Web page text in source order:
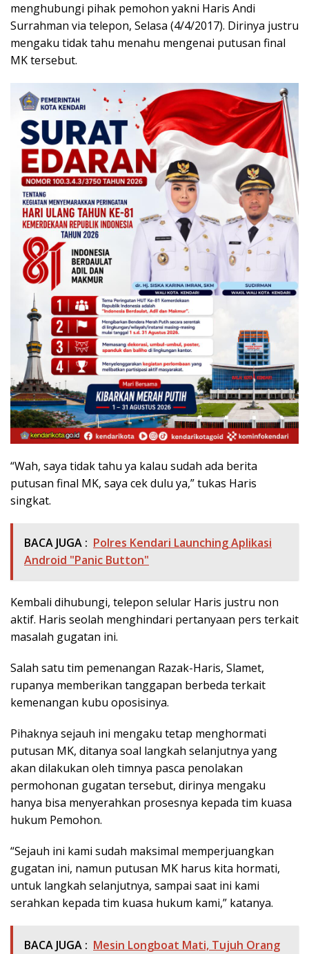
menghubungi pihak pemohon yakni Haris Andi
Surrahman via telepon, Selasa (4/4/2017). Dirinya justru
mengaku tidak tahu menahu mengenai putusan final
MK tersebut.
“Wah, saya tidak tahu ya kalau sudah ada berita
putusan final MK, saya cek dulu ya,” tukas Haris
singkat.
BACA JUGA : Polres Kendari Launching Aplikasi
Android "Panic Button"
Kembali dihubungi, telepon selular Haris justru non
aktif. Haris seolah menghindari pertanyaan pers terkait
masalah gugatan ini.
Salah satu tim pemenangan Razak-Haris, Slamet,
rupanya memberikan tanggapan berbeda terkait
kemenangan kubu oposisinya.
Pihaknya sejauh ini mengaku tetap menghormati
putusan MK, ditanya soal langkah selanjutnya yang
akan dilakukan oleh timnya pasca penolakan
permohonan gugatan tersebut, dirinya mengaku
hanya bisa menyerahkan prosesnya kepada tim kuasa
hukum Pemohon.
“Sejauh ini kami sudah maksimal memperjuangkan
gugatan ini, namun putusan MK harus kita hormati,
untuk langkah selanjutnya, sampai saat ini kami
serahkan kepada tim kuasa hukum kami,” katanya.
BACA JUGA : Mesin Longboat Mati, Tujuh Orang